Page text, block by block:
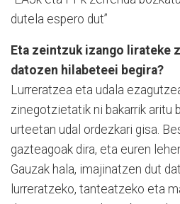
dutela espero dut”
Eta zeintzuk izango lirateke
datozen hilabeteei begira?
Lurreratzea eta udala
zinegotzietatik ni bakarrik aritu
urteetan udal ordezkari gisa.
gazteagoak dira, eta euren
Gauzak hala, imajinatzen dut
lurreratzeko, tanteatzeko eta